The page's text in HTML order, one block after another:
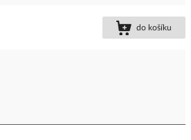
do košíku